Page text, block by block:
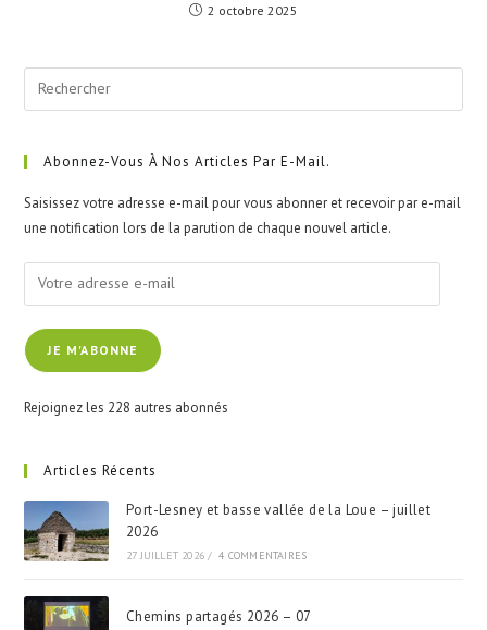
2 octobre 2025
Abonnez-Vous À Nos Articles Par E-Mail.
Saisissez votre adresse e-mail pour vous abonner et recevoir par e-mail
une notification lors de la parution de chaque nouvel article.
Votre
adresse
e-
mailJE M'ABONNE
Rejoignez les 228 autres abonnés
Articles Récents
Port-Lesney et basse vallée de la Loue – juillet
2026
27 JUILLET 2026 / 4 COMMENTAIRES
Chemins partagés 2026 – 07